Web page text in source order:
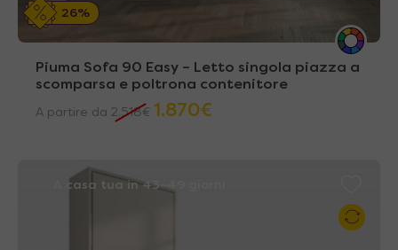
26%
Piuma Sofa 90 Easy – Letto singola piazza a
scomparsa e poltrona contenitore
A partire da 2.518€ 1.870€
A casa tua in 43~49 giorni